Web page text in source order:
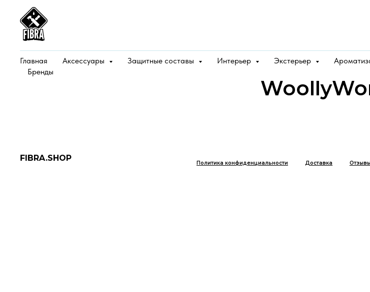
Главная Аксессуары Защитные составы Интерьер Экстерьер
Бренды
FIBRA.SHOP
Политика конфиденциальности Доставка Отзывы